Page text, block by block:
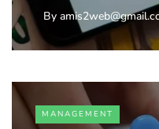
By
MANAGEMENT